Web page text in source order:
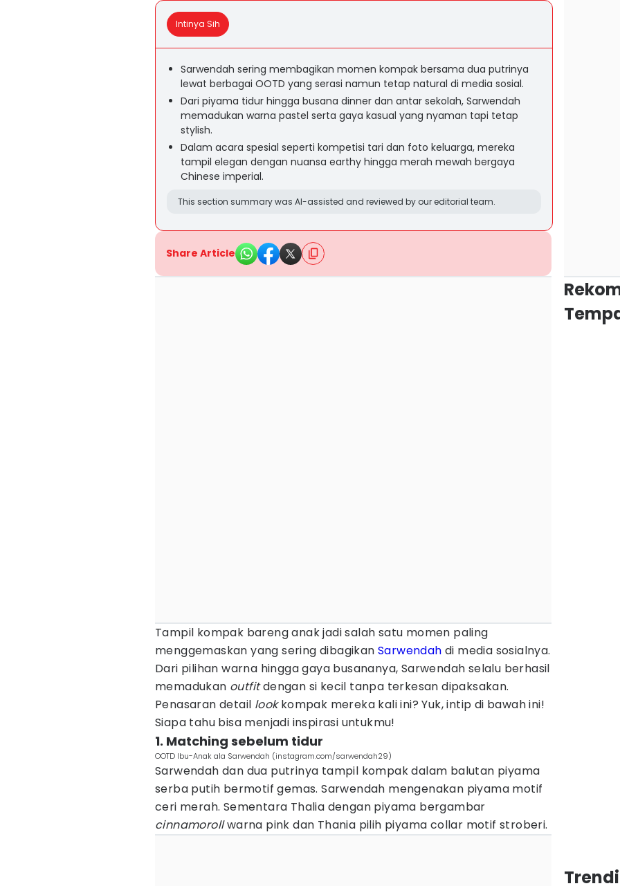
Intinya Sih
Sarwendah sering membagikan momen kompak bersama dua putrinya
lewat berbagai OOTD yang serasi namun tetap natural di media sosial.
Dari piyama tidur hingga busana dinner dan antar sekolah, Sarwendah
memadukan warna pastel serta gaya kasual yang nyaman tapi tetap
stylish.
Dalam acara spesial seperti kompetisi tari dan foto keluarga, mereka
tampil elegan dengan nuansa earthy hingga merah mewah bergaya
Chinese imperial.
This section summary was AI-assisted and reviewed by our editorial team.
Share Article
Tampil kompak bareng anak jadi salah satu momen paling
menggemaskan yang sering dibagikan Sarwendah di media sosialnya.
Dari pilihan warna hingga gaya busananya, Sarwendah selalu berhasil
memadukan outfitdengan si kecil tanpa terkesan dipaksakan.
Penasaran detail lookkompak mereka kali ini? Yuk, intip di bawah ini!
Siapa tahu bisa menjadi inspirasi untukmu!
1. Matching sebelum tidur
OOTD Ibu-Anak ala Sarwendah (instagram.com/sarwendah29)
Sarwendah dan dua putrinya tampil kompak dalam balutan piyama
serba putih bermotif gemas. Sarwendah mengenakan piyama motif
ceri merah. Sementara Thalia dengan piyama bergambar
cinnamorollwarna pink dan Thania pilih piyama collar motif stroberi.